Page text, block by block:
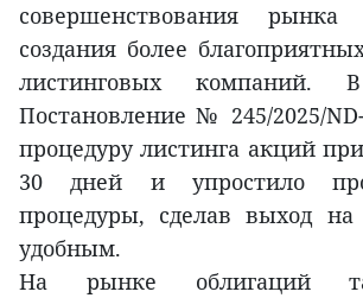
совершенствования
создания более
листинговых компаний.
Постановление № 245/2025/
процедуру листинга акций
30 дней и упростило
процедуры, сделав выход
удобным.
На рынке облигаций